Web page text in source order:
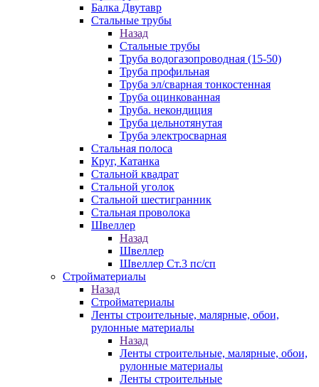
Балка Двутавр
Стальные трубы
Назад
Стальные трубы
Труба водогазопроводная (15-50)
Труба профильная
Труба эл/сварная тонкостенная
Труба оцинкованная
Труба. некондиция
Труба цельнотянутая
Труба электросварная
Стальная полоса
Круг, Катанка
Стальной квадрат
Стальной уголок
Стальной шестигранник
Стальная проволока
Швеллер
Назад
Швеллер
Швеллер Ст.3 пс/сп
Стройматериалы
Назад
Стройматериалы
Ленты строительные, малярные, обои,
рулонные материалы
Назад
Ленты строительные, малярные, обои,
рулонные материалы
Ленты строительные